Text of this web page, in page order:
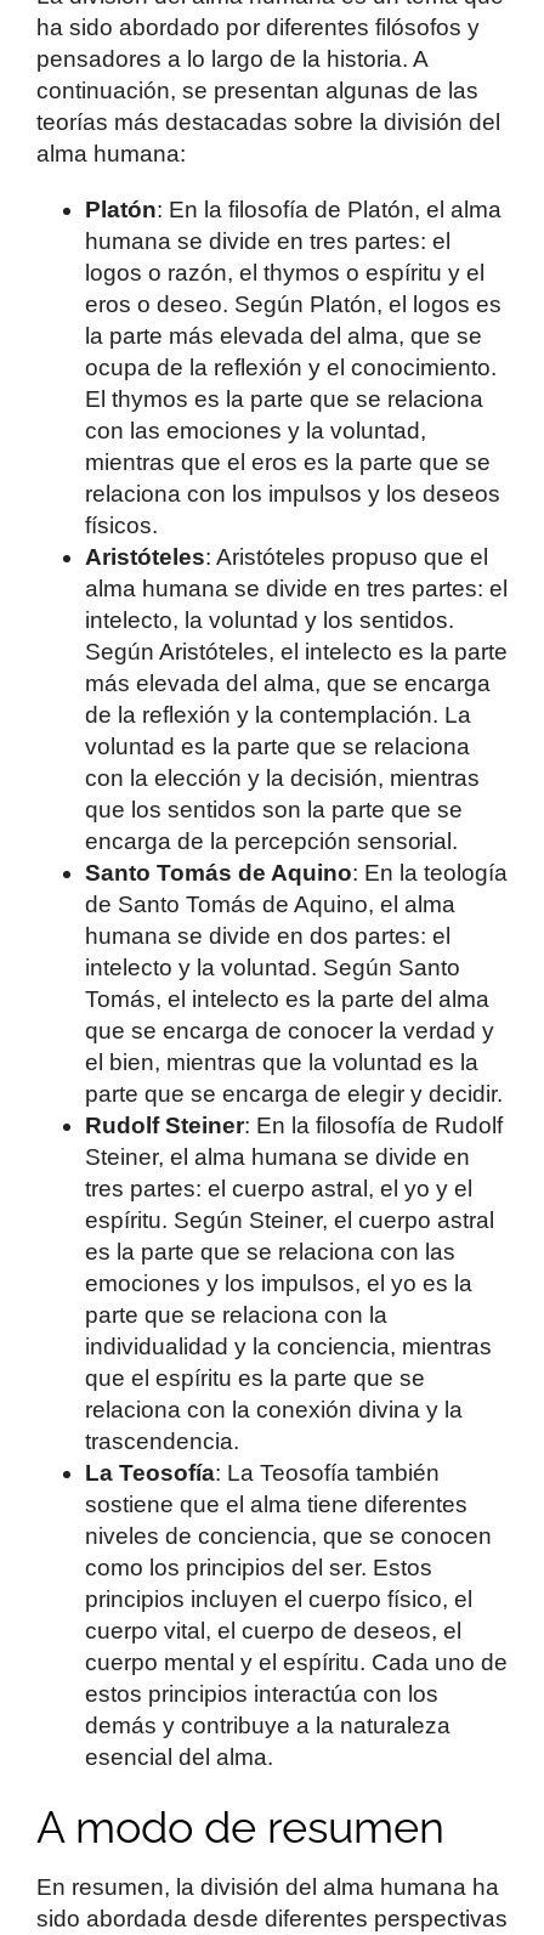
ha sido abordado por diferentes filósofos y
pensadores a lo largo de la historia. A
continuación, se presentan algunas de las
teorías más destacadas sobre la división del
alma humana:
Platón: En la filosofía de Platón, el alma
humana se divide en tres partes: el
logos o razón, el thymos o espíritu y el
eros o deseo. Según Platón, el logos es
la parte más elevada del alma, que se
ocupa de la reflexión y el conocimiento.
El thymos es la parte que se relaciona
con las emociones y la voluntad,
mientras que el eros es la parte que se
relaciona con los impulsos y los deseos
físicos.
Aristóteles: Aristóteles propuso que el
alma humana se divide en tres partes: el
intelecto, la voluntad y los sentidos.
Según Aristóteles, el intelecto es la parte
más elevada del alma, que se encarga
de la reflexión y la contemplación. La
voluntad es la parte que se relaciona
con la elección y la decisión, mientras
que los sentidos son la parte que se
encarga de la percepción sensorial.
Santo Tomás de Aquino: En la teología
de Santo Tomás de Aquino, el alma
humana se divide en dos partes: el
intelecto y la voluntad. Según Santo
Tomás, el intelecto es la parte del alma
que se encarga de conocer la verdad y
el bien, mientras que la voluntad es la
parte que se encarga de elegir y decidir.
Rudolf Steiner: En la filosofía de Rudolf
Steiner, el alma humana se divide en
tres partes: el cuerpo astral, el yo y el
espíritu. Según Steiner, el cuerpo astral
es la parte que se relaciona con las
emociones y los impulsos, el yo es la
parte que se relaciona con la
individualidad y la conciencia, mientras
que el espíritu es la parte que se
relaciona con la conexión divina y la
trascendencia.
La Teosofía: La Teosofía también
sostiene que el alma tiene diferentes
niveles de conciencia, que se conocen
como los principios del ser. Estos
principios incluyen el cuerpo físico, el
cuerpo vital, el cuerpo de deseos, el
cuerpo mental y el espíritu. Cada uno de
estos principios interactúa con los
demás y contribuye a la naturaleza
esencial del alma.
A modo de resumen
En resumen, la división del alma humana ha
sido abordada desde diferentes perspectivas